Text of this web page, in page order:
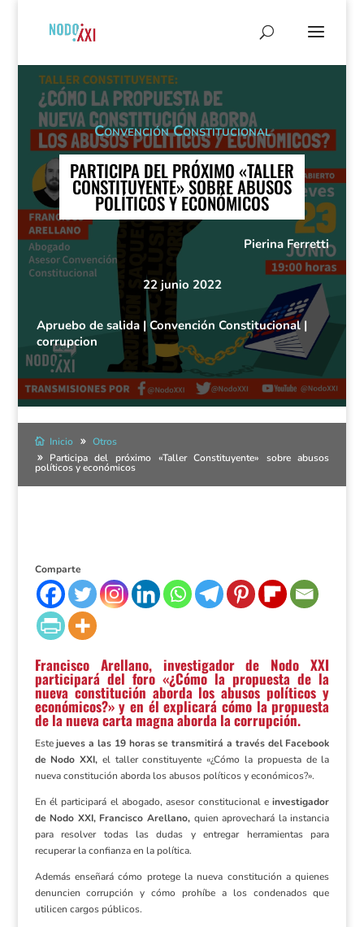
Convención Constitucional
PARTICIPA DEL PRÓXIMO «TALLER
CONSTITUYENTE» SOBRE ABUSOS
POLÍTICOS Y ECONÓMICOS
Pierina Ferretti
22 junio 2022
Apruebo de salida|Convención Constitucional|
corrupcion
Inicio
Otros
Participa del próximo «Taller Constituyente» sobre abusos
políticos y económicos
Comparte
Francisco Arellano, investigador de Nodo XXI
participará del foro «¿Cómo la propuesta de la
nueva constitución aborda los abusos políticos y
económicos?» y en él explicará cómo la propuesta
de la nueva carta magna aborda la corrupción.
Estejueves a las 19 horas se transmitirá a través del Facebook
de Nodo XXI, el taller constituyente «¿Cómo la propuesta de la
nueva constitución aborda los abusos políticos y económicos?».
En él participará el abogado, asesor constitucional e investigador
de Nodo XXI, Francisco Arellano, quien aprovechará la instancia
para resolver todas las dudas y entregar herramientas para
recuperar la confianza en la política.
Además enseñará cómo protege la nueva constitución a quienes
denuncien corrupción y cómo prohíbe a los condenados que
utilicen cargos públicos.